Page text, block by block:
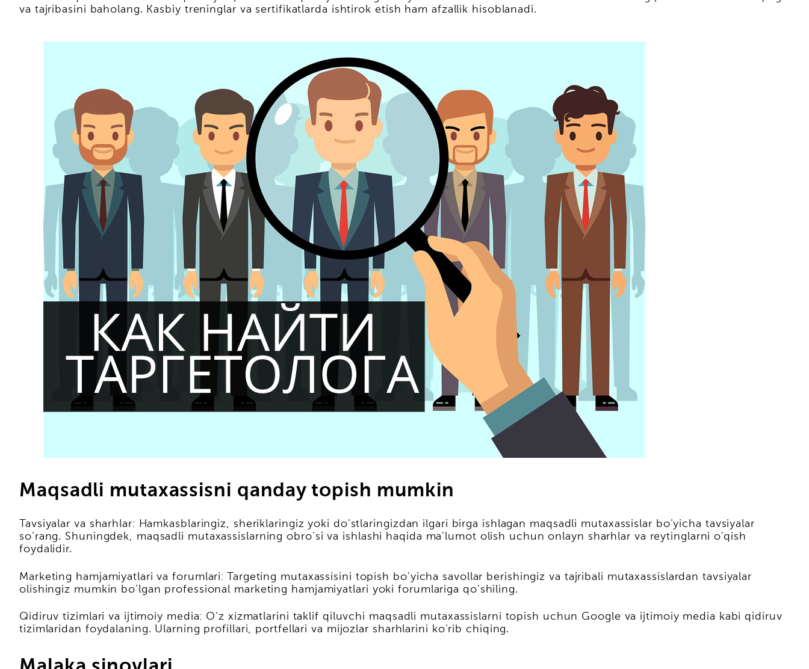
va tajribasini baholang. Kasbiy treninglar va sertifikatlarda ishtirok etish ham afzallik hisoblanadi.
Maqsadli mutaxassisni qanday topish mumkin
Tavsiyalar va sharhlar: Hamkasblaringiz, sheriklaringiz yoki do'stlaringizdan ilgari birga ishlagan maqsadli mutaxassislar bo'yicha tavsiyalar
so'rang. Shuningdek, maqsadli mutaxassislarning obro'si va ishlashi haqida ma'lumot olish uchun onlayn sharhlar va reytinglarni o'qish
foydalidir.
Marketing hamjamiyatlari va forumlari: Targeting mutaxassisini topish bo'yicha savollar berishingiz va tajribali mutaxassislardan tavsiyalar
olishingiz mumkin bo'lgan professional marketing hamjamiyatlari yoki forumlariga qo'shiling.
Qidiruv tizimlari va ijtimoiy media: O'z xizmatlarini taklif qiluvchi maqsadli mutaxassislarni topish uchun Google va ijtimoiy media kabi qidiruv
tizimlaridan foydalaning. Ularning profillari, portfellari va mijozlar sharhlarini ko'rib chiqing.